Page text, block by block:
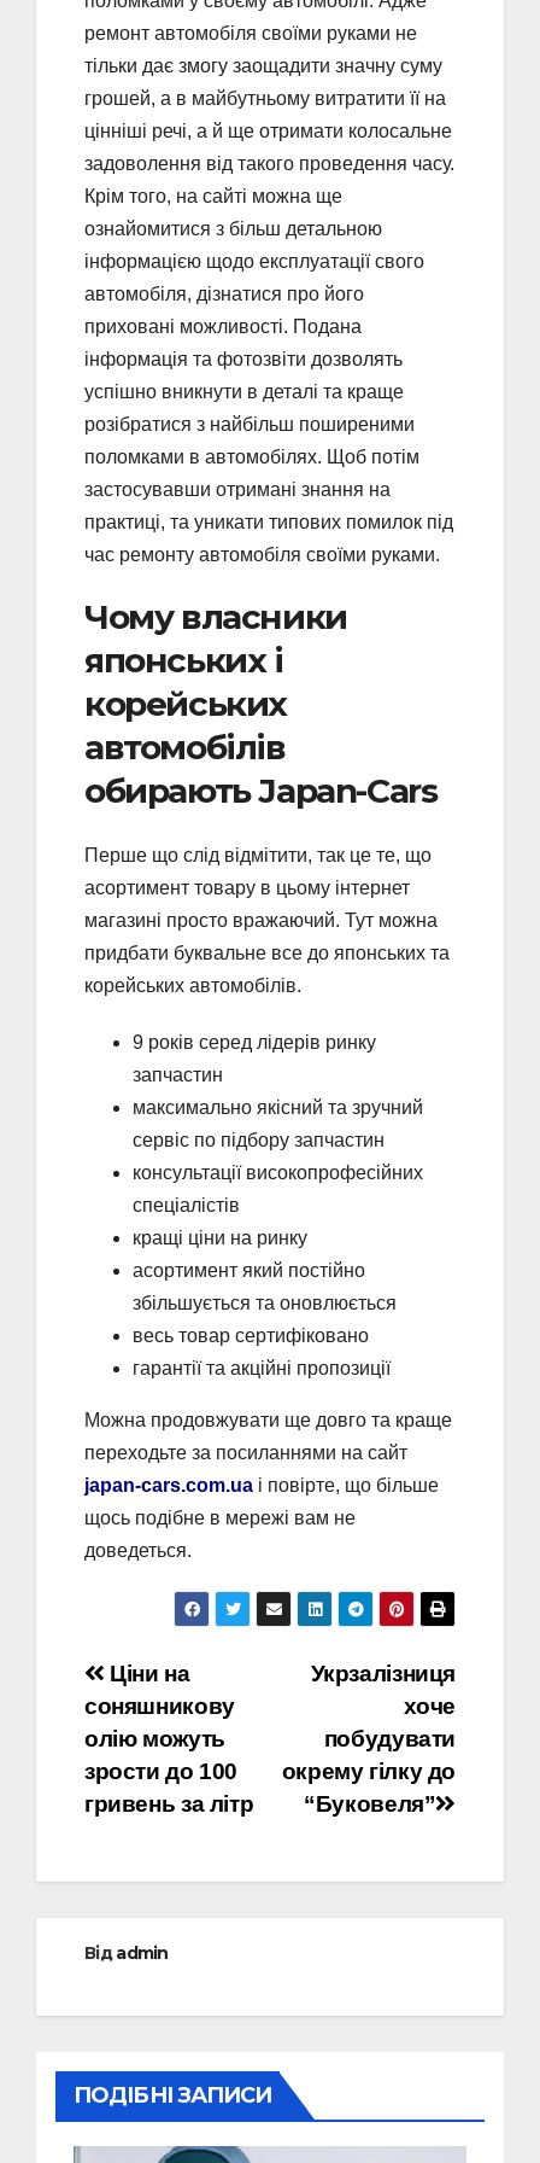
ремонт автомобіля своїми руками не
тільки дає змогу заощадити значну суму
грошей, а в майбутньому витратити її на
цінніші речі, а й ще отримати колосальне
задоволення від такого проведення часу.
Крім того, на сайті можна ще
ознайомитися з більш детальною
інформацією щодо експлуатації свого
автомобіля, дізнатися про його
приховані можливості. Подана
інформація та фотозвіти дозволять
успішно вникнути в деталі та краще
розібратися з найбільш поширеними
поломками в автомобілях. Щоб потім
застосувавши отримані знання на
практиці, та уникати типових помилок під
час ремонту автомобіля своїми руками.
Чому власники
японських і
корейських
автомобілів
обирають Japan-Cars
Перше що слід відмітити, так це те, що
асортимент товару в цьому інтернет
магазині просто вражаючий. Тут можна
придбати буквальне все до японських та
корейських автомобілів.
9 років серед лідерів ринку
запчастин
максимально якісний та зручний
сервіс по підбору запчастин
консультації високопрофесійних
спеціалістів
кращі ціни на ринку
асортимент який постійно
збільшується та оновлюється
весь товар сертифіковано
гарантії та акційні пропозиції
Можна продовжувати ще довго та краще
переходьте за посиланнями на сайт
japan-cars.com.ua і повірте, що більше
щось подібне в мережі вам не
доведеться.
Навігація
записів
Укрзалізниця
хоче
побудувати
окрему гілку до
“Буковеля”
Ціни на
соняшникову
олію можуть
зрости до 100
гривень за літр
Відadmin
ПОДІБНІ ЗАПИСИ